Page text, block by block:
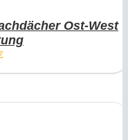
Ost-West